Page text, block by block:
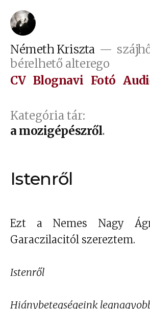
Tartalomhoz
Németh Kriszta
bérelhető alterego
CV Blognavi Fotó
Kategória tár:
a mozigépészről
Istenről
Ezt a Nemes Nagy
Garaczilacitól szereztem.
Istenről
Hiánybetegségeink